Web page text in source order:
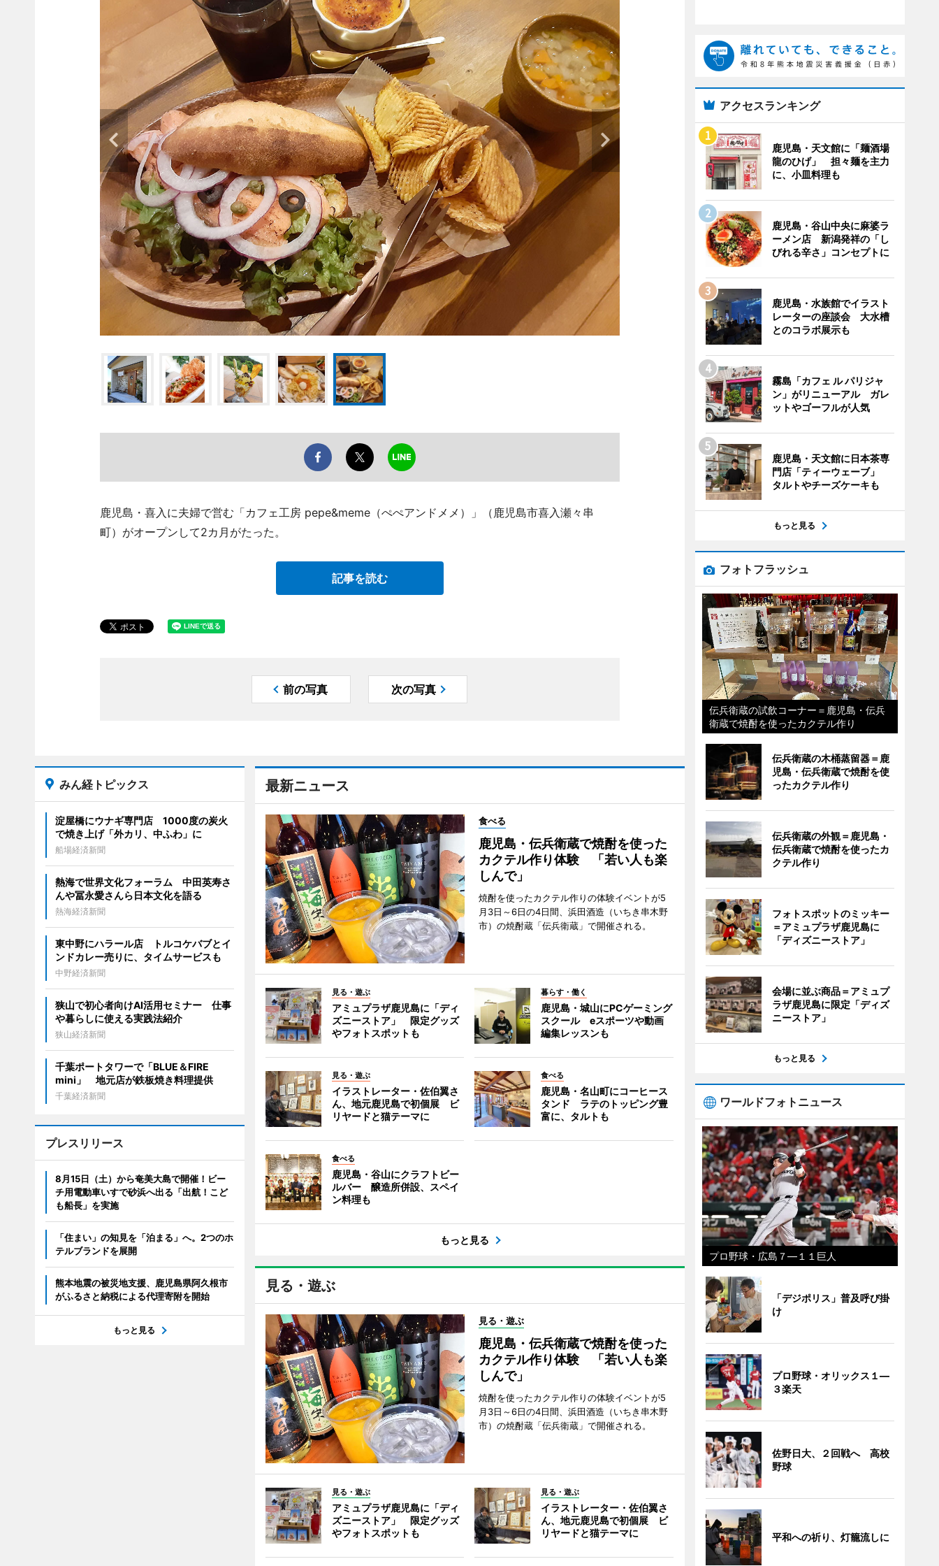
鹿児島・喜入に夫婦で営む「カフェ工房 pepe&meme（ぺぺアンドメメ）」（鹿児島市喜入瀬々串
町）がオープンして2カ月がたった。
記事を読む
前の写真 次の写真
最新ニュース
食べる
鹿児島・伝兵衛蔵で焼酎を使った
カクテル作り体験 「若い人も楽
しんで」
焼酎を使ったカクテル作りの体験イベントが5
月3日～6日の4日間、浜田酒造（いちき串木野
市）の焼酎蔵「伝兵衛蔵」で開催される。
見る・遊ぶ
アミュプラザ鹿児島に「ディ
ズニーストア」 限定グッズ
やフォトスポットも
暮らす・働く
鹿児島・城山にPCゲーミング
スクール eスポーツや動画
編集レッスンも
見る・遊ぶ
イラストレーター・佐伯翼さ
ん、地元鹿児島で初個展 ビ
リヤードと猫テーマに
食べる
鹿児島・名山町にコーヒース
タンド ラテのトッピング豊
富に、タルトも
食べる
鹿児島・谷山にクラフトビー
ルバー 醸造所併設、スペイ
ン料理も
もっと見る
見る・遊ぶ
見る・遊ぶ
鹿児島・伝兵衛蔵で焼酎を使った
カクテル作り体験 「若い人も楽
しんで」
焼酎を使ったカクテル作りの体験イベントが5
月3日～6日の4日間、浜田酒造（いちき串木野
市）の焼酎蔵「伝兵衛蔵」で開催される。
見る・遊ぶ
アミュプラザ鹿児島に「ディ
ズニーストア」 限定グッズ
やフォトスポットも
見る・遊ぶ
イラストレーター・佐伯翼さ
ん、地元鹿児島で初個展 ビ
リヤードと猫テーマに
みん経トピックス
淀屋橋にウナギ専門店 1000度の炭火
で焼き上げ「外カリ、中ふわ」に
船場経済新聞
熱海で世界文化フォーラム 中田英寿さ
んや冨永愛さんら日本文化を語る
熱海経済新聞
東中野にハラール店 トルコケバブとイ
ンドカレー売りに、タイムサービスも
中野経済新聞
狭山で初心者向けAI活用セミナー 仕事
や暮らしに使える実践法紹介
狭山経済新聞
千葉ポートタワーで「BLUE＆FIRE
mini」 地元店が鉄板焼き料理提供
千葉経済新聞
プレスリリース
8月15日（土）から奄美大島で開催！ビー
チ用電動車いすで砂浜へ出る「出航！こど
も船長」を実施
「住まい」の知見を「泊まる」へ。2つのホ
テルブランドを展開
熊本地震の被災地支援、鹿児島県阿久根市
がふるさと納税による代理寄附を開始
もっと見る
アクセスランキング
鹿児島・天文館に「麺酒場
龍のひげ」 担々麺を主力
に、小皿料理も
鹿児島・谷山中央に麻婆ラ
ーメン店 新潟発祥の「し
びれる辛さ」コンセプトに
鹿児島・水族館でイラスト
レーターの座談会 大水槽
とのコラボ展示も
霧島「カフェ ル パリジャ
ン」がリニューアル ガレ
ットやゴーフルが人気
鹿児島・天文館に日本茶専
門店「ティーウェーブ」
タルトやチーズケーキも
もっと見る
フォトフラッシュ
伝兵衛蔵の試飲コーナー＝鹿児島・伝兵
衛蔵で焼酎を使ったカクテル作り
伝兵衛蔵の木桶蒸留器＝鹿
児島・伝兵衛蔵で焼酎を使
ったカクテル作り
伝兵衛蔵の外観＝鹿児島・
伝兵衛蔵で焼酎を使ったカ
クテル作り
フォトスポットのミッキー
＝アミュプラザ鹿児島に
「ディズニーストア」
会場に並ぶ商品＝アミュプ
ラザ鹿児島に限定「ディズ
ニーストア」
もっと見る
ワールドフォトニュース
プロ野球・広島７―１１巨人
「デジポリス」普及呼び掛
け
プロ野球・オリックス１―
３楽天
佐野日大、２回戦へ 高校
野球
平和への祈り、灯籠流しに